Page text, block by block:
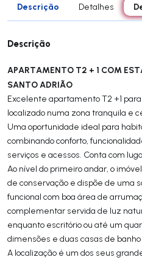
Descrição Detalhes
Descrição
APARTAMENTO T2 + 1 COM
SANTO ADRIÃO
Excelente apartamento T2 +1
localizado numa zona tranquila e
Uma oportunidade ideal para
combinando conforto,
serviços e acessos. Conta com
Ao nível do primeiro andar, o
de conservação e dispõe de uma
funcional com boa área de
complementar servida de luz
enquanto escritório ou até um
dimensões e duas casas de
A localização é um dos seus